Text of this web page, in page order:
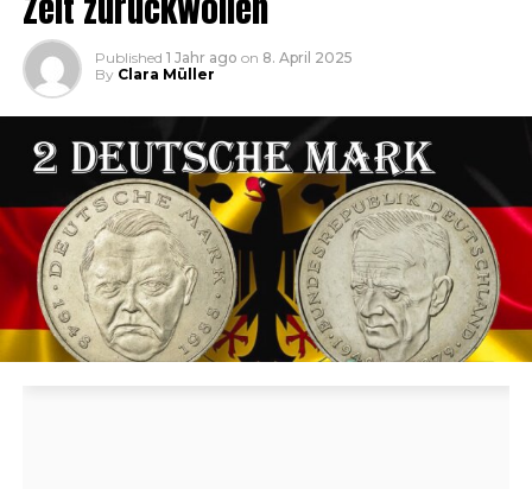
Published 1 Jahr ago on 8. April 2025
By Clara Müller